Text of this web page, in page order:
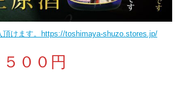
頂けます。https://toshimaya-shuzo.stores.jp/
００円